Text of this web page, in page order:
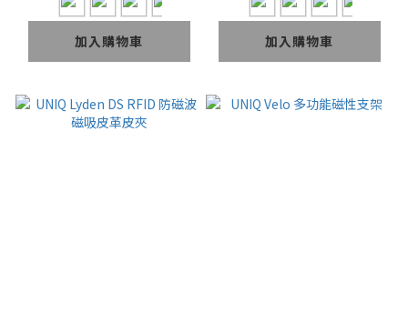
加入購物車 加入購物車